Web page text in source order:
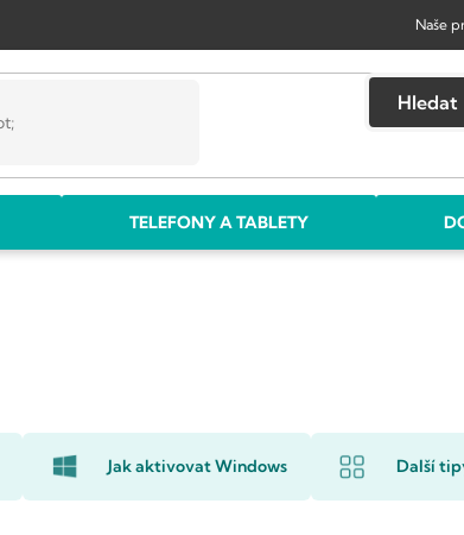
Naše
Hledat
TELEFONY A TABLETY
Jak aktivovat Windows Další